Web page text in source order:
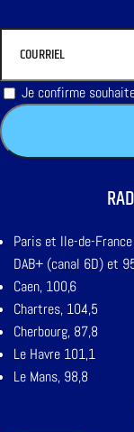
Je confirme
Paris et Ile-de-
DAB+ (canal 6D) et
Caen, 100,6
Chartres, 104,5
Cherbourg, 87,8
Le Havre 101,1
Le Mans, 98,8